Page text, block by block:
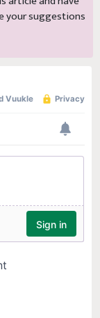
your suggestions